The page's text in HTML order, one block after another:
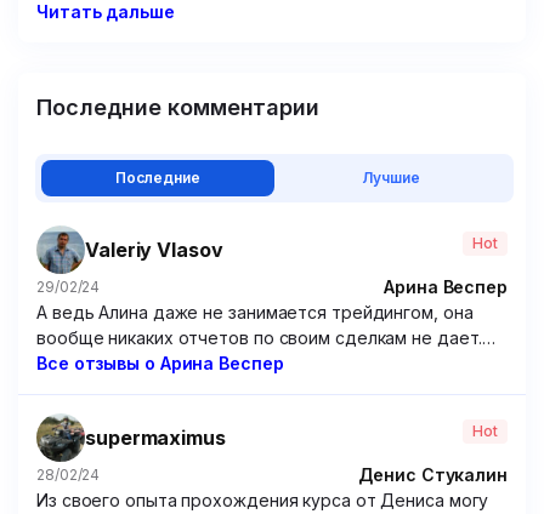
Читать дальше
Последние комментарии
Последние Лучшие
Valeriy Vlasov Hot
29/02/24
Арина Веспер
А ведь Алина даже не занимается трейдингом, она
вообще никаких отчетов по своим сделкам не дает.
Походу решила зарабатывать чисто на доверчивых
посредственные курсы, если честно. Я брал у нее
программу по опционам – бесполезнейшая вещь,
только зря потраченные время и 15 000 рублей.
Все отзывы о Арина Веспер
supermaximus Hot
28/02/24
Денис Стукалин
Из своего опыта прохождения курса от Дениса могу